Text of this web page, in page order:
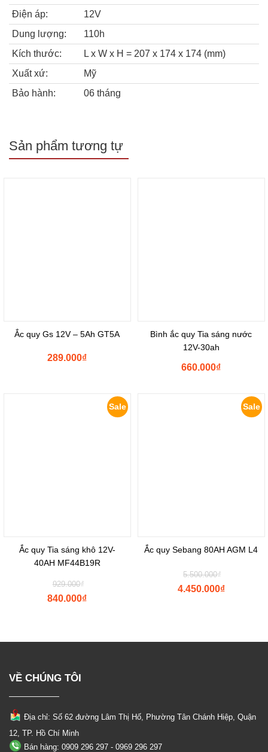
Điện áp:
12V
Dung lượng:
110h
Kích thước:
L x W x H = 207 x 174 x 174 (mm)
Xuất xứ:
Mỹ
Bảo hành:
06 tháng
Sản phẩm tương tự
Ắc quy Gs 12V – 5Ah GT5A
₫
289.000
Bình ắc quy Tia sáng nước
12V-30ah
₫
660.000
Sale
Ắc quy Tia sáng khô 12V-
40AH MF44B19R
₫
929.000
price
₫
840.000
Sale
Ắc quy Sebang 80AH AGM L4
₫
5.500.000
price
₫
4.450.000
₫4.450.000.
VỀ CHÚNG TÔI
Địa chỉ: Số 62 đường Lâm Thị Hố, Phường Tân Chánh Hiệp, Quận
12, TP. Hồ Chí Minh
Bán hàng: 0909 296 297 - 0969 296 297